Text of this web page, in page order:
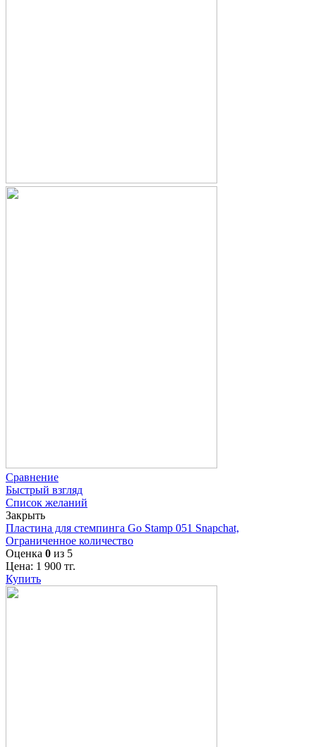
Сравнение
Быстрый взгляд
Список желаний
Закрыть
Пластина для стемпинга Go Stamp 051 Snapchat,
Ограниченное количество
Оценка 0 из 5
Цена: 1 900 тг.
Купить